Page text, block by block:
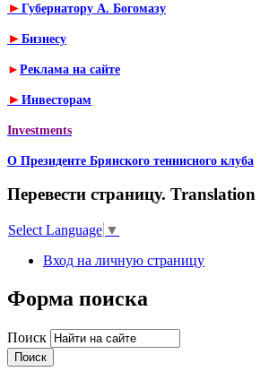
► Губернатору А. Богомазу
► Бизнесу
► Реклама на сайте
► Инвесторам
Investments
О Президенте Брянского теннисного клуба
Перевести страницу. Translation
Select Language ▼
Вход на личную страницу
Форма поиска
Поиск